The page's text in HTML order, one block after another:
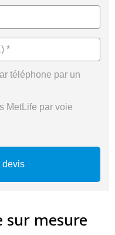
téléphone par un
MetLife par voie
sur mesure